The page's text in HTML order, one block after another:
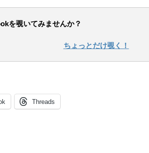
を覗いてみませんか？
ちょっとだけ覗く！
Threads